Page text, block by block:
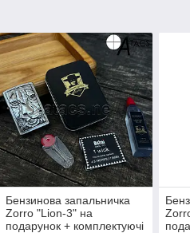
Бензинова запальничка
Zorro "Lion-3" на
подарунок + комплектуючі